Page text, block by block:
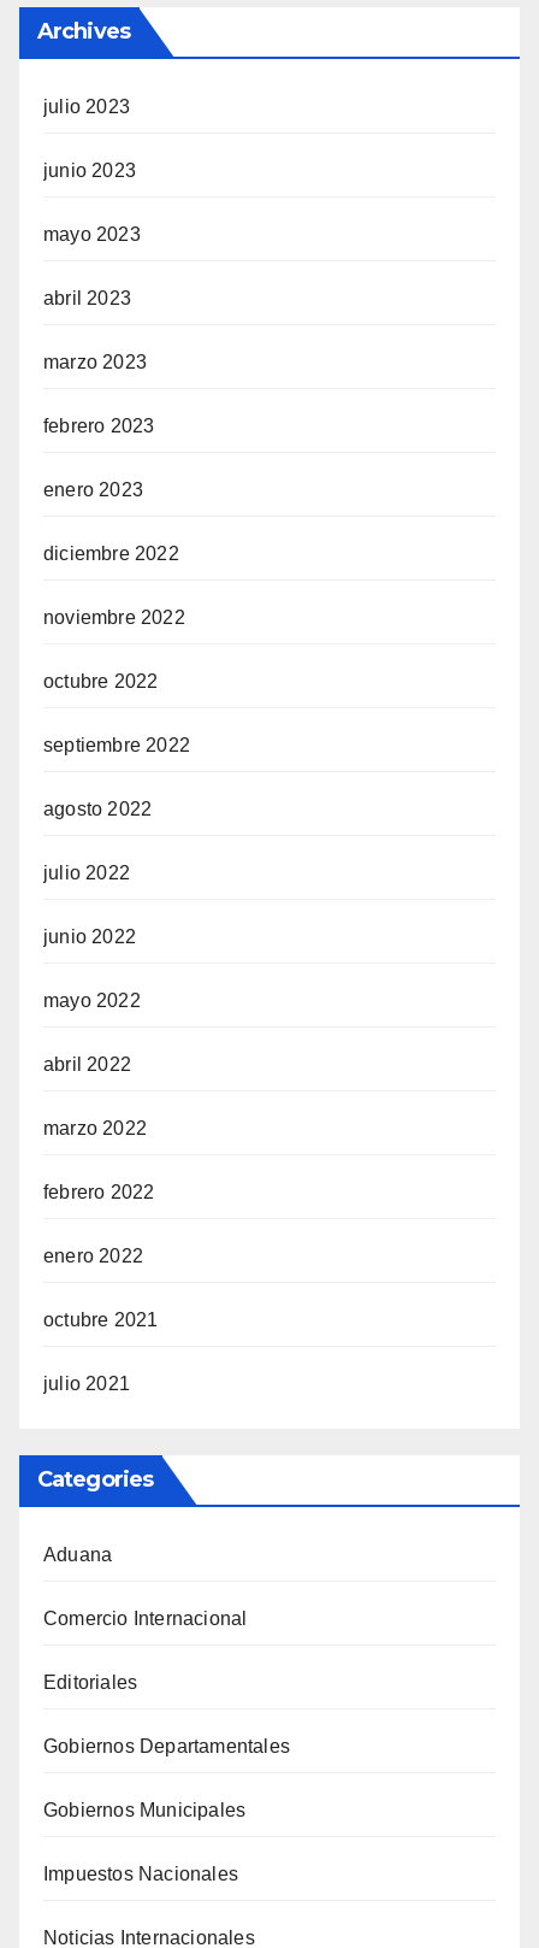
Archives
julio 2023
junio 2023
mayo 2023
abril 2023
marzo 2023
febrero 2023
enero 2023
diciembre 2022
noviembre 2022
octubre 2022
septiembre 2022
agosto 2022
julio 2022
junio 2022
mayo 2022
abril 2022
marzo 2022
febrero 2022
enero 2022
octubre 2021
julio 2021
Categories
Aduana
Comercio Internacional
Editoriales
Gobiernos Departamentales
Gobiernos Municipales
Impuestos Nacionales
Noticias Internacionales